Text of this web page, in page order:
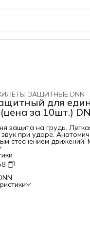
ЗАЩИТНЫЕ DNN
для
за 10шт.)
защита на грудь.
при ударе.
стеснением движений.